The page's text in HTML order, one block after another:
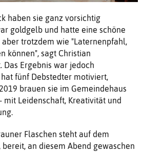
haben sie ganz vorsichtig
goldgelb und hatte eine schöne
trotzdem wie "Laternenpfahl,
können", sagt Christian
Das Ergebnis war jedoch
fünf Debstedter motiviert,
brauen sie im Gemeindehaus
mit Leidenschaft, Kreativität und
Flaschen steht auf dem
an diesem Abend gewaschen